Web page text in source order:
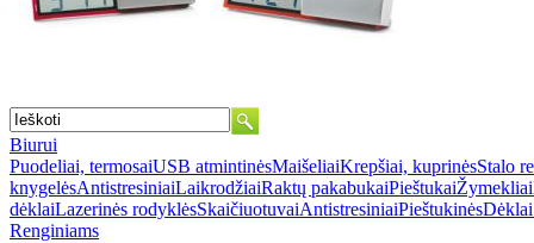
Biurui
Puodeliai, termosaiUSB atmintinėsMaišeliaiKrepšiai, kuprinėsStalo
knygelėsAntistresiniaiLaikrodžiaiRaktų pakabukaiPieštukaiŽymekliai
dėklaiLazerinės rodyklėsSkaičiuotuvaiAntistresiniaiPieštukinės
Renginiams